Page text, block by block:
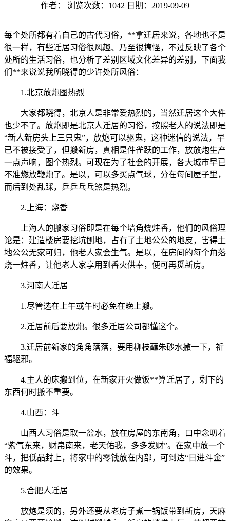
作者： 浏览次数：1042 日期：2019-09-09
每个处所都有着自己的古代习俗，**拿迁居来说，各地也不是
很一样，有些迁居习俗很风趣、乃至很搞怪，不过反映了各个
处所的生活习俗，也分析了差别区域文化差异的差别，下面我
们**来说说我所晓得的少许处所风俗：
1.北京放炮图热烈
大家都晓得，北京人是非常爱热烈的，当然迁居这个大件
也少不了。放炮即是北京人迁居的习俗，按照老人的说法即是
“新人新房头上三只鬼”，放炮可以驱鬼，这种迷信的说法，早
已不被接受了，但搬新房，真相是件雀跃的工作，放放炮生产
一点声响，图个热烈。可现在为了社会的开展，各大城市早已
不准燃放鞭炮了。是以，可以多买点气球，分在每间屋子里，
而后到处乱踩，乒乒乓乓煞是热烈。
2.上海：烧香
上海人的搬家习俗即是在每个墙角烧炷香，他们的风俗理
论是：建造楼房要挖坑刨地，占有了土地公公的地皮，害得土
地公公无家可归，他老人家会生气。是以，在房间的每个角落
烧一炷香，让他老人家享用到香火供奉，便可再觅新房。
3.河南人迁居
1.尽管选在上午或午时必免在晚上搬。
2.迁居前后要放炮。很多迁居公司都懂这个。
3.迁居前新家的角角落落，要用柳枝蘸朱砂水撒一下，祈
福驱邪。
4.主人的床搬到位，在新家开火做饭**算迁居了，剩下的
东西何时搬不重要。
4.山西：斗
山西人习俗是取一盆水，放在房屋的东南角，口中念叨着
“紫气东来，财帛南来，老天佑我，多多发财”。在家中放一个
斗，把低品封上，将家中的零钱放在内部，可到达“日进斗金”
的效果。
5.合肥人迁居
放炮是须的，另外还要从老房子煮一锅饭带到新房，天麻